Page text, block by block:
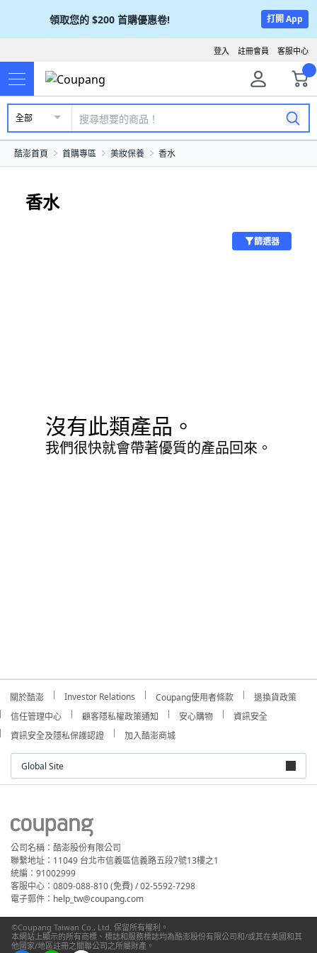
領取您的 $200 首購優惠卷! 打開 App
客服中心
註冊會員
登入
全部
酷澎首頁 首購專區 美妝保養 香水
香水
篩選器
沒有此類產品。
我們很快就會帶著優質的產品回來。
關於酷澎 Investor Relations Coupang使用者條款
退換貨政策
信任管理中心
顧客隱私權政策通知 安心購物
資訊安全
資訊安全及隱私保護認證
加入酷澎商城
Global Site
公司名稱：酷澎股份有限公司
聯繫地址：11049 台北市信義區信義路五段7號13樓之1
統編：91002999
客服中心：0809-088-810 (免費) / 02-5592-7298
電子郵件：help_tw@coupang.com
©Coupang Taiwan Co., Ltd. 保留所有權利。
本網站上顯示的所有商標、標誌和服務標誌均為酷澎股份有限公司和/或其在美國和其
他國家/地區註冊之關聯公司之所屬財產。